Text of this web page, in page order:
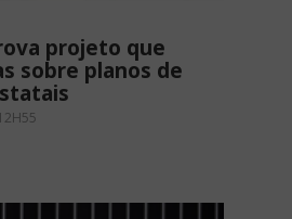
projeto que
sobre planos de